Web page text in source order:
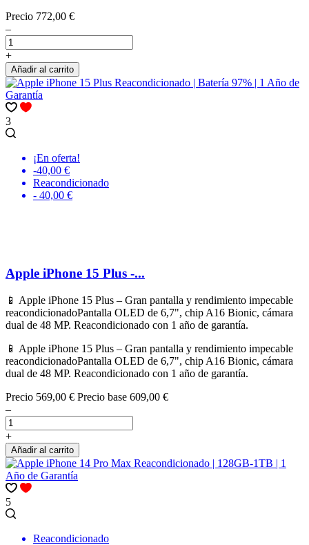
Precio 772,00 €
–
+
Añadir al carrito
3
¡En oferta!
-40,00 €
Reacondicionado
- 40,00 €
Apple iPhone 15 Plus -...
📱 Apple iPhone 15 Plus – Gran pantalla y rendimiento impecable
reacondicionadoPantalla OLED de 6,7", chip A16 Bionic, cámara
dual de 48 MP. Reacondicionado con 1 año de garantía.
📱 Apple iPhone 15 Plus – Gran pantalla y rendimiento impecable
reacondicionadoPantalla OLED de 6,7", chip A16 Bionic, cámara
dual de 48 MP. Reacondicionado con 1 año de garantía.
Precio 569,00 € Precio base 609,00 €
–
+
Añadir al carrito
5
Reacondicionado